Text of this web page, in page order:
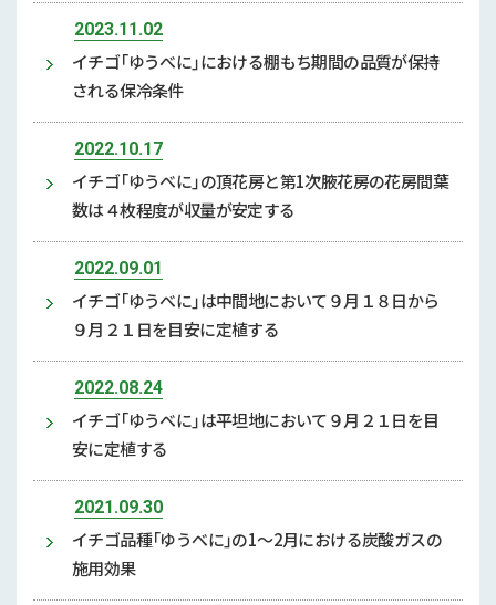
2023.11.02
イチゴ「ゆうべに」における棚もち期間の品質が保持
される保冷条件
2022.10.17
イチゴ「ゆうべに」の頂花房と第1次腋花房の花房間葉
数は４枚程度が収量が安定する
2022.09.01
イチゴ「ゆうべに」は中間地において９月１８日から
９月２１日を目安に定植する
2022.08.24
イチゴ「ゆうべに」は平坦地において９月２１日を目
安に定植する
2021.09.30
イチゴ品種「ゆうべに」の1～2月における炭酸ガスの
施用効果